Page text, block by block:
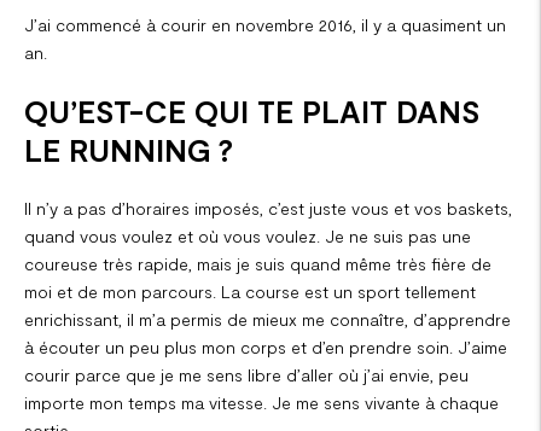
J’ai commencé à courir en novembre 2016, il y a quasiment un
an.
QU’EST-CE QUI TE PLAIT DANS
LE RUNNING ?
Il n’y a pas d’horaires imposés, c’est juste vous et vos baskets,
quand vous voulez et où vous voulez. Je ne suis pas une
coureuse très rapide, mais je suis quand même très fière de
moi et de mon parcours. La course est un sport tellement
enrichissant, il m’a permis de mieux me connaître, d’apprendre
à écouter un peu plus mon corps et d’en prendre soin. J’aime
courir parce que je me sens libre d’aller où j’ai envie, peu
importe mon temps ma vitesse. Je me sens vivante à chaque